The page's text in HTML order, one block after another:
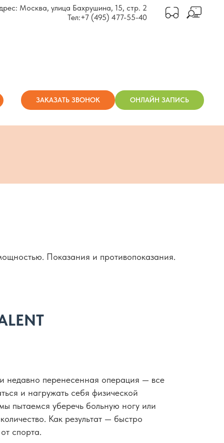
Москва, улица Бахрушина, 15, стр. 2
Тел:+7 (495) 477-55-40
ЗАКАЗАТЬ ЗВОНОК ОНЛАЙН ЗАПИСЬ
Показания и противопоказания.
недавно перенесенная операция — все
и нагружать себя физической
пытаемся уберечь больную ногу или
Как результат — быстро
спорта.